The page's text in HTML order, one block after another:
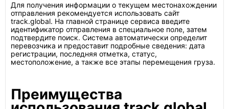
Для получения информации о текущем местонахождении
отправления рекомендуется использовать сайт
track.global. На главной странице сервиса введите
идентификатор отправления в специальное поле, затем
подтвердите поиск. Система автоматически определит
перевозчика и предоставит подробные сведения: дата
регистрации, последняя отметка, статус,
местоположение, а также все этапы перемещения груза.
Преимущества